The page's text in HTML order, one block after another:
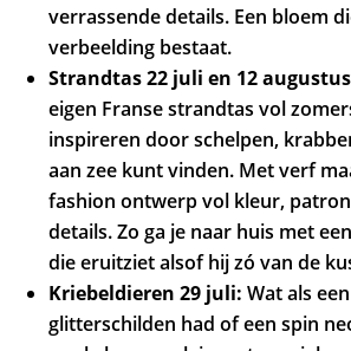
verrassende details. Een bloem
verbeelding bestaat.
Strandtas 22 juli en 12
eigen Franse strandtas vol
inspireren door schelpen,
aan zee kunt vinden. Met verf
fashion ontwerp vol kleur,
details. Zo ga je naar huis met
die eruitziet alsof hij zó van de
Kriebeldieren 29 juli:Wat als
glitterschilden had of een spin